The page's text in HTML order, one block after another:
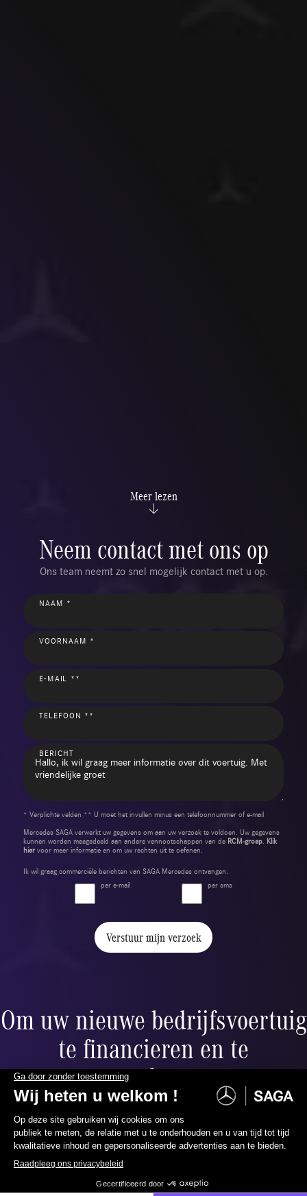
069 85 70 00
Meer lezen
Neem contact met ons op
Ons team neemt zo snel mogelijk contact met u op.
NAAM *
VOORNAAM *
E-MAIL **
TELEFOON **
BERICHT
* Verplichte velden ** U moet het invullen minus een telefoonnummer of e-mail
Mercedes SAGA verwerkt uw gegevens om aan uw verzoek te voldoen. Uw gegevens
kunnen worden meegedeeld aan andere vennootschappen van de RCM-groep. Klik
hiervoor meer informatie en om uw rechten uit te oefenen.
Ik wil graag commerciële berichten van SAGA Mercedes ontvangen.
per e-mail
per sms
Verstuur mijn verzoek
Om uw nieuwe bedrijfsvoertuig
te financieren en te
verzekeren,
bieden wij u:
Financiering